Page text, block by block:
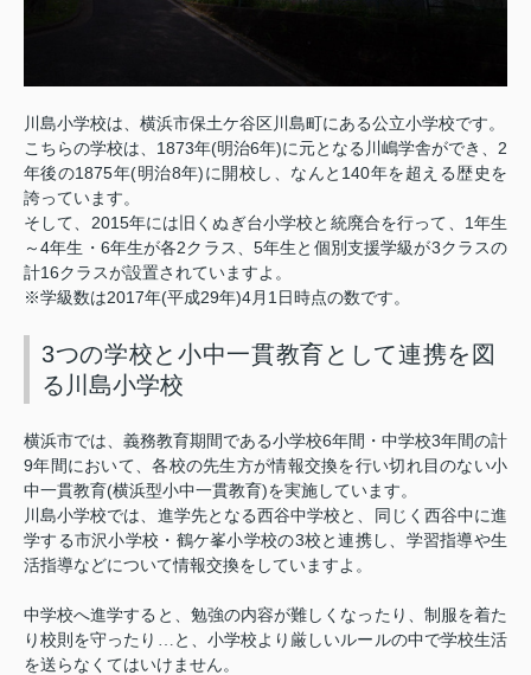
川島小学校は、横浜市保土ケ谷区川島町にある公立小学校です。
こちらの学校は、 1873年(明治6年)に元となる川嶋学舎ができ、 2
年後の1875年(明治8年) に開校し、なんと 140年を超える歴史を
誇っています。
そして、 2015年には旧くぬぎ台小学校と統廃合を行って、 1年生
～4年生・ 6年生が各2クラス、5年生と個別支援学級が3クラスの
計16クラスが設置されていますよ。
※学級数は2017年(平成29年)4月 1 日時点の数です。
3つの学校と小中一貫教育として連携を図
る川島小学校
横浜市では、義務教育期間である小学校6年間・中学校3年間の計
9年間において、各校の先生方が情報交換を行い切れ目のない小
中一貫教育(横浜型小中一貫教育)を実施しています。
川島小学校では、進学先となる西谷中学校と、同じく西谷中に進
学する市沢小学校・鶴ケ峯小学校の3校と連携し、学習指導や生
活指導などについて情報交換をしていますよ。
中学校へ進学すると、勉強の内容が難しくなったり、制服を着た
り校則を守ったり…と、小学校より厳しいルールの中で学校生活
を送らなくてはいけません。